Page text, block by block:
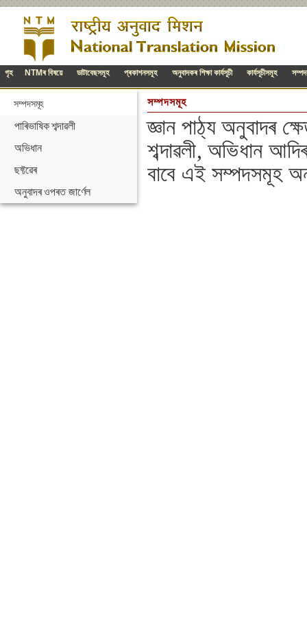
গৃহ NTMৰ বিষয়ে ডাটাবেছসমূহ প্ৰকাশনসমূহ অনুবাদকৰ শিক্ষা কাৰ্যসূচী কাৰ্যসূচীসমূহ
সম্পদসমূহ
পাৰিভাষিক শব্দাৱলী
অভিধান
ছফ্টৱেৰ
অনুবাদৰ ওপৰত জাৰ্ণেল
সম্পদসমূহ
জ্ঞান পাঠ্য অনুবাদৰ
শব্দাৱলী, অভিধান
বাবে এই সম্পদসমূহ